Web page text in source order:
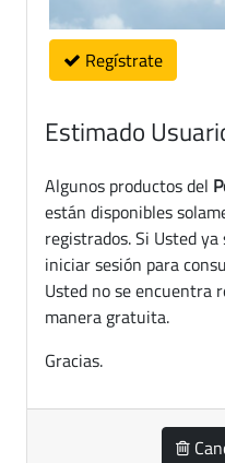
Regístrate
Estimado
Algunos productos del
están disponibles
registrados. Si Usted
iniciar sesión para
Usted no se encuentra
manera gratuita.
Gracias.